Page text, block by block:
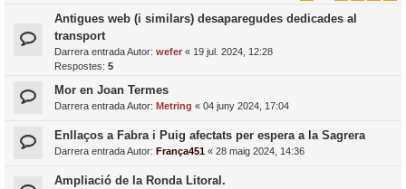
Antigues web (i similars) desaparegudes dedicades al
transport
Darrera entrada Autor: wefer « 19 jul. 2024, 12:28
Respostes: 5
Mor en Joan Termes
Darrera entrada Autor: Metring « 04 juny 2024, 17:04
Enllaços a Fabra i Puig afectats per espera a la Sagrera
Darrera entrada Autor: França451 « 28 maig 2024, 14:36
Ampliació de la Ronda Litoral.